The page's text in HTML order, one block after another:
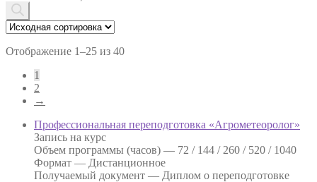
Отображение 1–25 из 40
1
2
→
Профессиональная переподготовка «Агрометеоролог»
Запись на курс
Объем программы (часов) — 72 / 144 / 260 / 520 / 1040
Формат — Дистанционное
Получаемый документ — Диплом о переподготовке